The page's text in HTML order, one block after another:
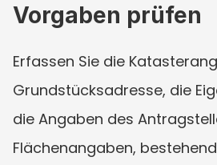
Vorgaben prüfen
Erfassen Sie die
Grundstücksadresse, die
die Angaben des
Flächenangaben,